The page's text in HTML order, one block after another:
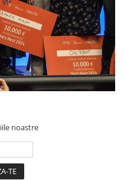
noastre